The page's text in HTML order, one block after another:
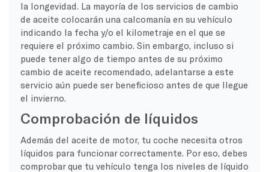
la longevidad. La mayoría de los servicios de cambio
de aceite colocarán una calcomanía en su vehículo
indicando la fecha y/o el kilometraje en el que se
requiere el próximo cambio. Sin embargo, incluso si
puede tener algo de tiempo antes de su próximo
cambio de aceite recomendado, adelantarse a este
servicio aún puede ser beneficioso antes de que llegue
el invierno.
Comprobación de líquidos
Además del aceite de motor, tu coche necesita otros
líquidos para funcionar correctamente. Por eso, debes
comprobar que tu vehículo tenga los niveles de líquido